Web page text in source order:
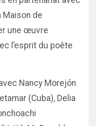
Maison de
une œuvre
l’esprit du poète
Nancy Morejón
(Cuba), Delia